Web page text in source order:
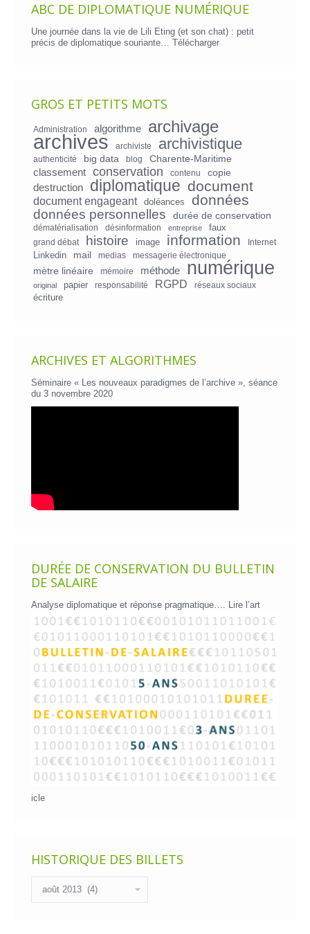
ABC DE DIPLOMATIQUE NUMÉRIQUE
Une journée dans la vie de Lili Eting (et son chat) : petit
précis de diplomatique souriante… Télécharger
GROS ET PETITS MOTS
Administration algorithme archivage
archives archiviste archivistique
authenticité big data blog
Charente-Maritime
classement
conservation contenu
copie
destruction
diplomatique document
document engageant doléances données
données personnelles durée de conservation
dématérialisation désinformation entreprise faux
grand débat histoire image information Internet
Linkedin mail medias messagerie électronique
mètre linéaire mémoire méthode numérique
original papier responsabilité RGPD réseaux sociaux
écriture
ARCHIVES ET ALGORITHMES
Séminaire « Les nouveaux paradigmes de l’archive », séance
du 3 novembre 2020
DURÉE DE CONSERVATION DU BULLETIN
DE SALAIRE
Analyse diplomatique et réponse pragmatique…. Lire l’art
icle
HISTORIQUE DES BILLETS
des
billets